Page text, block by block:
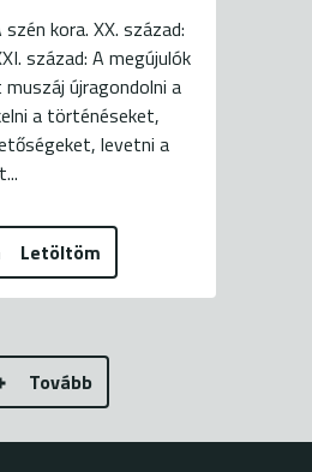
kora. XX. század:
század: A megújulók
muszáj újragondolni a
a történéseket,
levetni a
Letöltöm
Tovább